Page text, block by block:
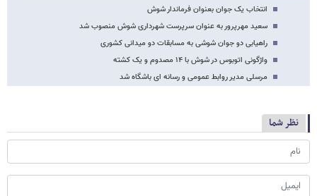
انتخاب یک جوان بعنوان فرماندار شوش
سعید مهرپرور به عنوان سرپرست شهرداری شوش منصوب شد
راهیابی دو جوان شوشی به مسابقات دو میدانی کشوری
واژگونی اتوبوس در شوش با ۱۴ مصدوم و یک کشته
مرسلی مدیر روابط عمومی و رسانه ای باشگاه شد
نظر شما